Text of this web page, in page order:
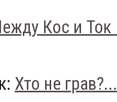
Кос и
Хто не грав?...